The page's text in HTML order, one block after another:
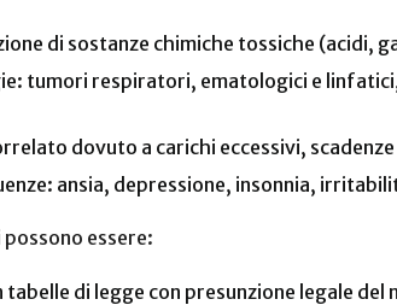
di sostanze chimiche tossiche (acidi,
tumori respiratori, ematologici e
dovuto a carichi eccessivi,
ansia, depressione, insonnia,
essere:
tabelle di legge con presunzione legale del